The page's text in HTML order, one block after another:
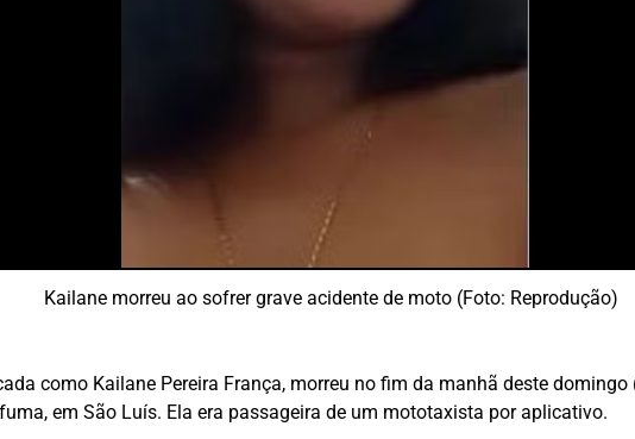
Kailane morreu ao sofrer grave acidente de moto (Foto: Reprodução)
como Kailane Pereira França, morreu no fim da manhã deste
em São Luís. Ela era passageira de um mototaxista por aplicativo.